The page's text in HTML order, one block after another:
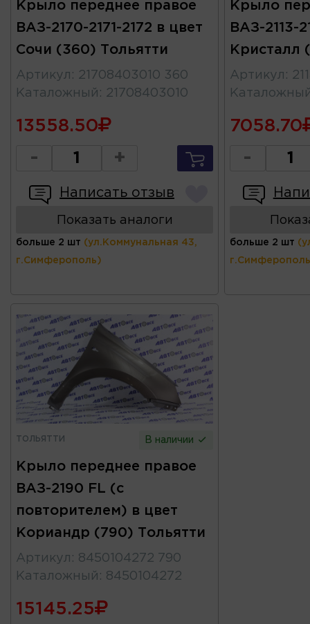
Крыло переднее правое
ВАЗ-2170-2171-2172 в цвет
Сочи (360) Тольятти
Артикул : 21708403010 360
Каталожный : 21708403010
13558.50
- +
Написать отзыв
Показать аналоги
больше 2 шт (ул.Коммунальная 43,
г.Симферополь)
Крыло
ВАЗ-2113-
Кристалл
Артикул :
7058.70
-
больше 2 шт
ТОЛЬЯТТИ В наличии
Крыло переднее правое
ВАЗ-2190 FL (с
повторителем) в цвет
Кориандр (790) Тольятти
Артикул : 8450104272 790
Каталожный : 8450104272
15145.25